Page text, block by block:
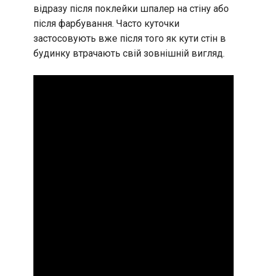
відразу після поклейки шпалер на стіну або
після фарбування. Часто куточки
застосовують вже після того як кути стін в
будинку втрачають свій зовнішній вигляд.